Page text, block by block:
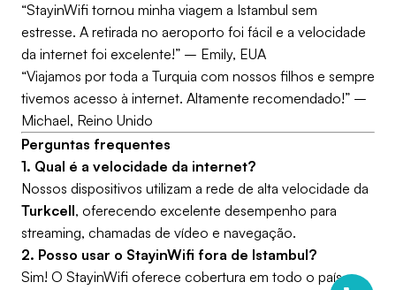
“StayinWifi tornou minha viagem a Istambul sem
estresse. A retirada no aeroporto foi fácil e a velocidade
da internet foi excelente!” – Emily, EUA
“Viajamos por toda a Turquia com nossos filhos e sempre
tivemos acesso à internet. Altamente recomendado!” –
Michael, Reino Unido
Perguntas frequentes
1. Qual é a velocidade da internet?
Nossos dispositivos utilizam a rede de alta velocidade da
Turkcell, oferecendo excelente desempenho para
streaming, chamadas de vídeo e navegação.
2. Posso usar o StayinWifi fora de Istambul?
Sim! O StayinWifi oferece cobertura em todo o país,